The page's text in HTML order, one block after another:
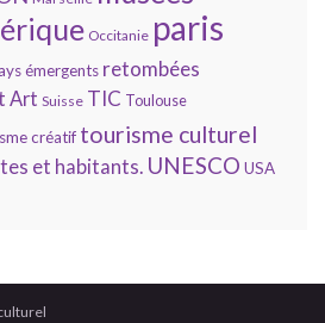
Occitanie paris
émergents retombées
Art Suisse TIC Toulouse
créatif tourisme culturel
et habitants. UNESCO USA